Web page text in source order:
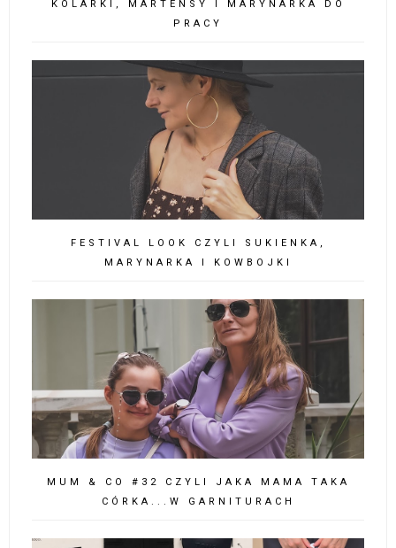
KOLARKI, MARTENSY I MARYNARKA DO
PRACY
FESTIVAL LOOK CZYLI SUKIENKA,
MARYNARKA I KOWBOJKI
MUM & CO #32 CZYLI JAKA MAMA TAKA
CÓRKA...W GARNITURACH